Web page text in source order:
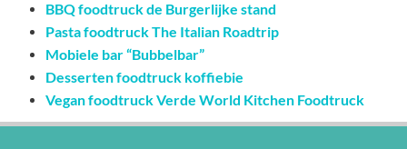
BBQ foodtruck de Burgerlijke stand
Pasta foodtruck The Italian Roadtrip
Mobiele bar “Bubbelbar”
Desserten foodtruck koffiebie
Vegan foodtruck Verde World Kitchen Foodtruck